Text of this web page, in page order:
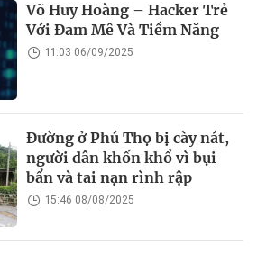
Võ Huy Hoàng – Hacker Trẻ
Với Đam Mê Và Tiềm Năng
11:03 06/09/2025
Đường ở Phú Thọ bị cày nát,
người dân khốn khổ vì bụi
bẩn và tai nạn rình rập
15:46 08/08/2025